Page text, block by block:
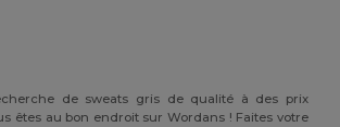
de sweats gris de qualité à des prix
êtes au bon endroit sur Wordans ! Faites votre